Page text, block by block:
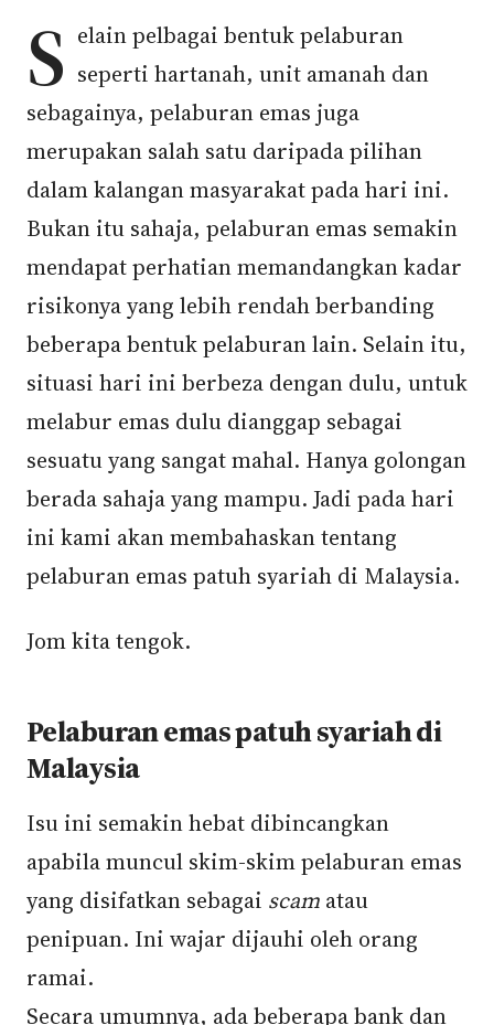
S elain pelbagai bentuk pelaburan
seperti hartanah, unit amanah dan
sebagainya, pelaburan emas juga
merupakan salah satu daripada pilihan
dalam kalangan masyarakat pada hari ini.
Bukan itu sahaja, pelaburan emas semakin
mendapat perhatian memandangkan kadar
risikonya yang lebih rendah berbanding
beberapa bentuk pelaburan lain. Selain itu,
situasi hari ini berbeza dengan dulu, untuk
melabur emas dulu dianggap sebagai
sesuatu yang sangat mahal. Hanya golongan
berada sahaja yang mampu. Jadi pada hari
ini kami akan membahaskan tentang
pelaburan emas patuh syariah di Malaysia.
Jom kita tengok.
Pelaburan emas patuh syariah di
Malaysia
Isu ini semakin hebat dibincangkan
apabila muncul skim-skim pelaburan emas
yang disifatkan sebagai scam atau
penipuan. Ini wajar dijauhi oleh orang
ramai.
Secara umumnya, ada beberapa bank dan